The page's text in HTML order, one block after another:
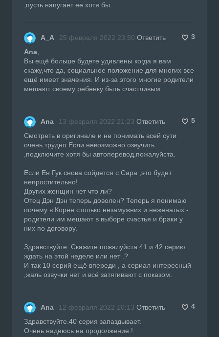
,пусть напугает ее хотя бы.
А_А 25 февраля 2022 23:50 Ответить
3
Ana
Вы ещё больше будете удивлены когда я вам
скажу,что да, социальное положение для многих все
ещё имеет значения. И из-за этого многие родители
мешают своему ребенку быть счастливым.
Ana 13 февраля 2022 21:23 Ответить
5
Смотреть в оригинале и не понимать всей сути
очень трудно.Если невозможно озвучить
,подключите хотя бы автоперевод,пожалуйста.
Если Ен Гук снова сойдется с Сара ,это будет
непростительно!
Других женщин нет что ли?
Отец Дэн Дэн теперь доволен? Теперь я понимаю
почему в Корее столько незамужних и неженатых -
родители им мешают в выборе счастья и браки у
них по договору.
Здравствуйте .Скажите пожалуйста 41 и 42 серию
ждать на этой неделе или нет .?
И так 10 серий ещё впереди , а сериал интересный
,жаль озвучки нет и всё затягивают с показом.
Ana 12 февраля 2022 10:13 Ответить
4
Здравствуйте.40 серия запаздывает.
Очень надеюсь на продолжение.!